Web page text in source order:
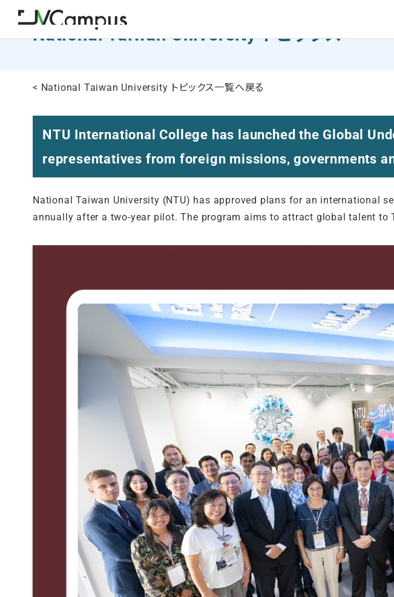
National Taiwan University トピックス
< National Taiwan University トピックス一覧へ戻る
NTU International College has launched the Global
representatives from foreign missions, governments
National Taiwan University (NTU) has approved plans for an international
annually after a two-year pilot. The program aims to attract global talent to